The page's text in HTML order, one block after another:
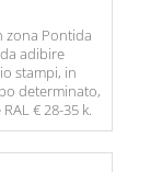
zona Pontida
adibire
stampi, in
determinato,
€ 28-35 k.